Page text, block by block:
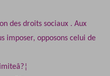
des droits sociaux . Aux
imposer, opposons celui de